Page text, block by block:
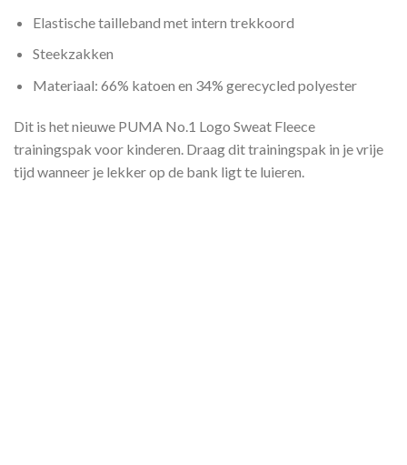
Elastische tailleband met intern trekkoord
Steekzakken
Materiaal: 66% katoen en 34% gerecycled polyester
Dit is het nieuwe PUMA No.1 Logo Sweat Fleece
trainingspak voor kinderen. Draag dit trainingspak in je vrije
tijd wanneer je lekker op de bank ligt te luieren.